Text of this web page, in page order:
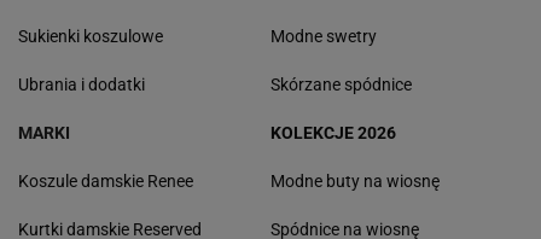
Sukienki koszulowe
Ubrania i dodatki
Modne swetry
Skórzane spódnice
MARKI
Koszule damskie Renee
Kurtki damskie Reserved
KOLEKCJE 2026
Modne buty na wiosnę
Spódnice na wiosnę